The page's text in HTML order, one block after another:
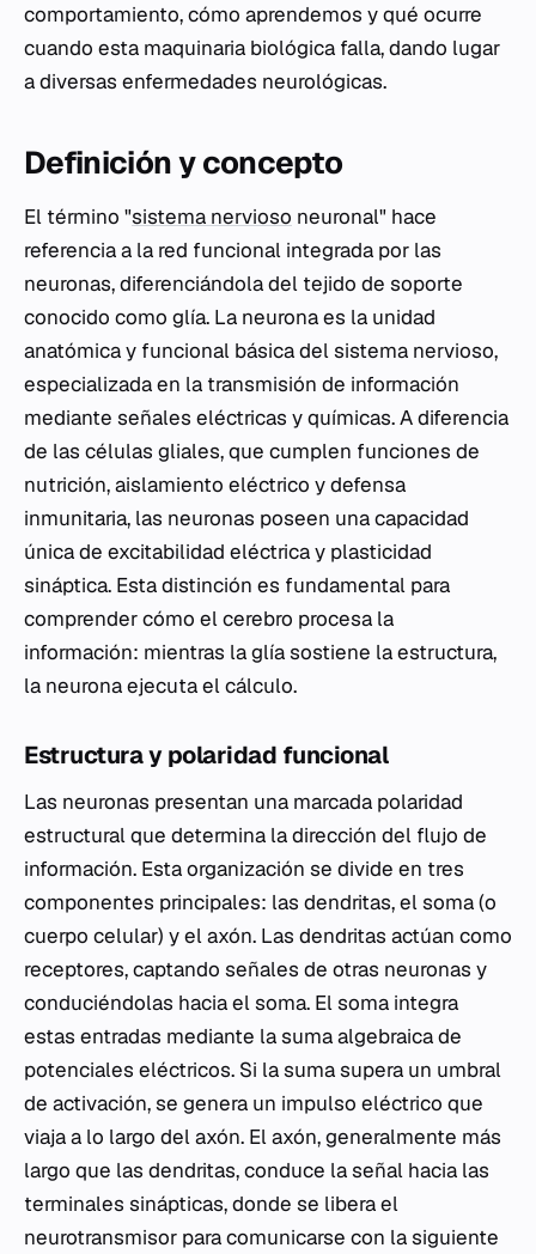
comportamiento, cómo aprendemos y qué ocurre
cuando esta maquinaria biológica falla, dando lugar
a diversas enfermedades neurológicas.
Definición y concepto
El término "sistema nervioso neuronal" hace
referencia a la red funcional integrada por las
neuronas, diferenciándola del tejido de soporte
conocido como glía. La neurona es la unidad
anatómica y funcional básica del sistema nervioso,
especializada en la transmisión de información
mediante señales eléctricas y químicas. A diferencia
de las células gliales, que cumplen funciones de
nutrición, aislamiento eléctrico y defensa
inmunitaria, las neuronas poseen una capacidad
única de excitabilidad eléctrica y plasticidad
sináptica. Esta distinción es fundamental para
comprender cómo el cerebro procesa la
información: mientras la glía sostiene la estructura,
la neurona ejecuta el cálculo.
Estructura y polaridad funcional
Las neuronas presentan una marcada polaridad
estructural que determina la dirección del flujo de
información. Esta organización se divide en tres
componentes principales: las dendritas, el soma (o
cuerpo celular) y el axón. Las dendritas actúan como
receptores, captando señales de otras neuronas y
conduciéndolas hacia el soma. El soma integra
estas entradas mediante la suma algebraica de
potenciales eléctricos. Si la suma supera un umbral
de activación, se genera un impulso eléctrico que
viaja a lo largo del axón. El axón, generalmente más
largo que las dendritas, conduce la señal hacia las
terminales sinápticas, donde se libera el
neurotransmisor para comunicarse con la siguiente